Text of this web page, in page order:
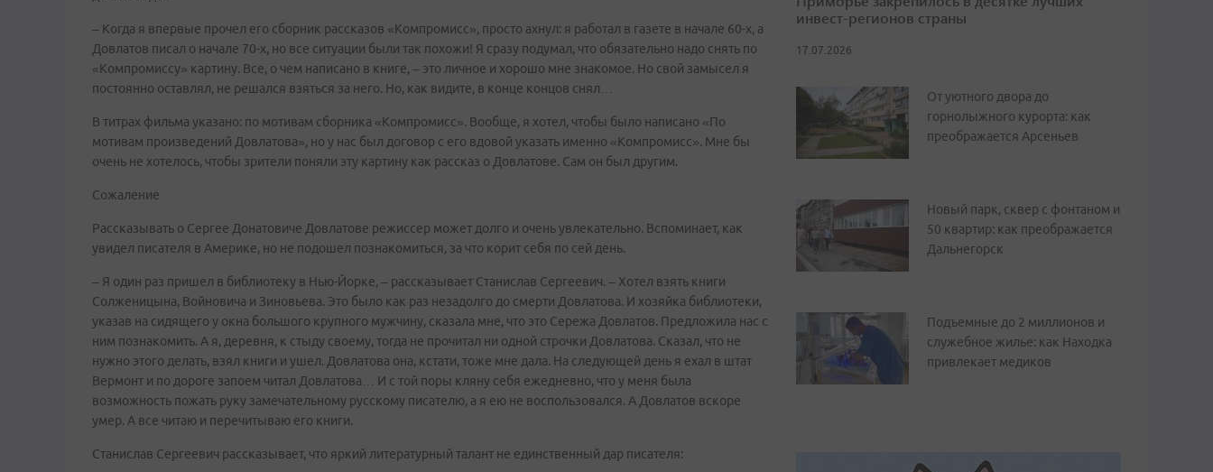
– Когда я впервые прочел его сборник рассказов «Компромисс», просто ахнул: я работал в газете в начале 60-х, а
Довлатов писал о начале 70-х, но все ситуации были так похожи! Я сразу подумал, что обязательно надо снять по
«Компромиссу» картину. Все, о чем написано в книге, – это личное и хорошо мне знакомое. Но свой замысел я
постоянно оставлял, не решался взяться за него. Но, как видите, в конце концов снял…
В титрах фильма указано: по мотивам сборника «Компромисс». Вообще, я хотел, чтобы было написано «По
мотивам произведений Довлатова», но у нас был договор с его вдовой указать именно «Компромисс». Мне бы
очень не хотелось, чтобы зрители поняли эту картину как рассказ о Довлатове. Сам он был другим.
Сожаление
Рассказывать о Сергее Донатовиче Довлатове режиссер может долго и очень увлекательно. Вспоминает, как
увидел писателя в Америке, но не подошел познакомиться, за что корит себя по сей день.
– Я один раз пришел в библиотеку в Нью-Йорке, – рассказывает Станислав Сергеевич. – Хотел взять книги
Солженицына, Войновича и Зиновьева. Это было как раз незадолго до смерти Довлатова. И хозяйка библиотеки,
указав на сидящего у окна большого крупного мужчину, сказала мне, что это Сережа Довлатов. Предложила нас с
ним познакомить. А я, деревня, к стыду своему, тогда не прочитал ни одной строчки Довлатова. Сказал, что не
нужно этого делать, взял книги и ушел. Довлатова она, кстати, тоже мне дала. На следующей день я ехал в штат
Вермонт и по дороге запоем читал Довлатова… И с той поры кляну себя ежедневно, что у меня была
возможность пожать руку замечательному русскому писателю, а я ею не воспользовался. А Довлатов вскоре
умер. А все читаю и перечитываю его книги.
Станислав Сергеевич рассказывает, что яркий литературный талант не единственный дар писателя:
инвест-регионов страны
17.07.2026
От уютного двора до
горнолыжного курорта: как
преображается Арсеньев
Новый парк, сквер с фонтаном и
50 квартир: как преображается
Дальнегорск
Подъемные до 2 миллионов и
служебное жилье: как Находка
привлекает медиков